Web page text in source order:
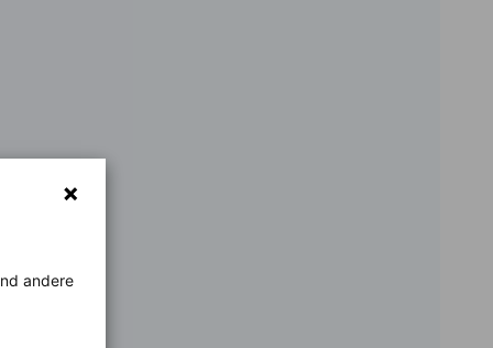
andere